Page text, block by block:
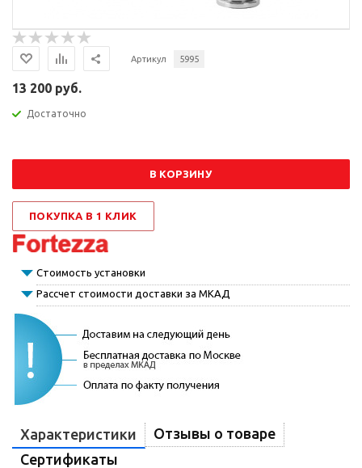
Артикул 5995
13 200 руб.
Достаточно
В КОРЗИНУ
ПОКУПКА В 1 КЛИК
Стоимость установки
Рассчет стоимости доставки за МКАД
Характеристики
Отзывы о товаре
Сертификаты